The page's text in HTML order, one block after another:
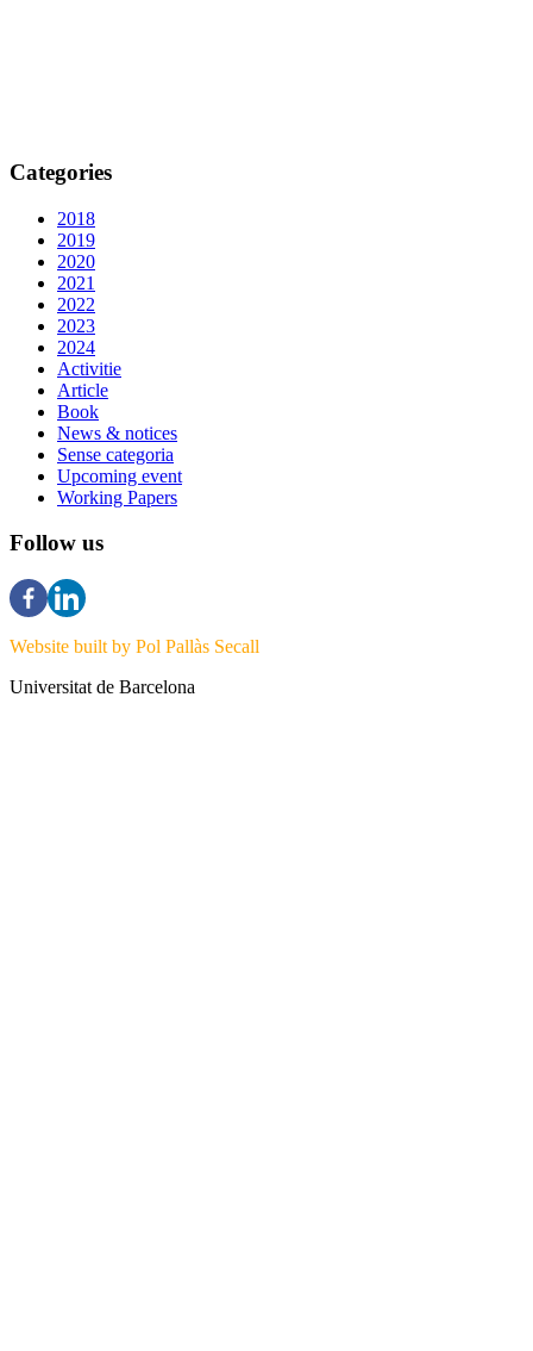
Categories
2018
2019
2020
2021
2022
2023
2024
Activitie
Article
Book
News & notices
Sense categoria
Upcoming event
Working Papers
Follow us
Website built by Pol Pallàs Secall
Universitat de Barcelona